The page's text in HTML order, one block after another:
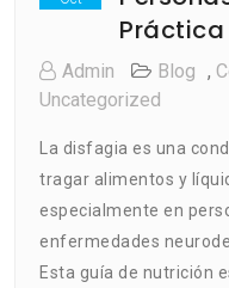
Práctica
Admin Blog ,
Uncategorized
La disfagia es una
tragar alimentos y
especialmente en
enfermedades
Esta guía de nutrición